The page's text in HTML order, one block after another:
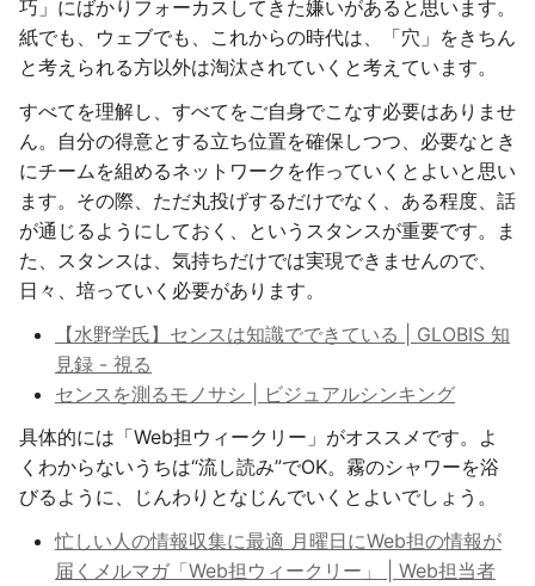
巧」にばかりフォーカスしてきた嫌いがあると思います。
紙でも、ウェブでも、これからの時代は、「穴」をきちん
と考えられる方以外は淘汰されていくと考えています。
すべてを理解し、すべてをご自身でこなす必要はありませ
ん。自分の得意とする立ち位置を確保しつつ、必要なとき
にチームを組めるネットワークを作っていくとよいと思い
ます。その際、ただ丸投げするだけでなく、ある程度、話
が通じるようにしておく、というスタンスが重要です。ま
た、スタンスは、気持ちだけでは実現できませんので、
日々、培っていく必要があります。
【水野学氏】センスは知識でできている | GLOBIS 知
見録 - 視る
センスを測るモノサシ | ビジュアルシンキング
具体的には「Web担ウィークリー」がオススメです。よ
くわからないうちは“流し読み”でOK。霧のシャワーを浴
びるように、じんわりとなじんでいくとよいでしょう。
忙しい人の情報収集に最適 月曜日にWeb担の情報が
届くメルマガ「Web担ウィークリー」 | Web担当者